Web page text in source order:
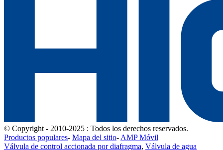
© Copyright - 2010-2025 : Todos los derechos reservados.
Productos populares- Mapa del sitio- AMP Móvil
Válvula de control accionada por diafragma, Válvula de agua